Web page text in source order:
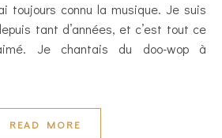
toujours connu la musique. Je suis
tant d’années, et c’est tout ce
Je chantais du doo-wop à
READ MORE